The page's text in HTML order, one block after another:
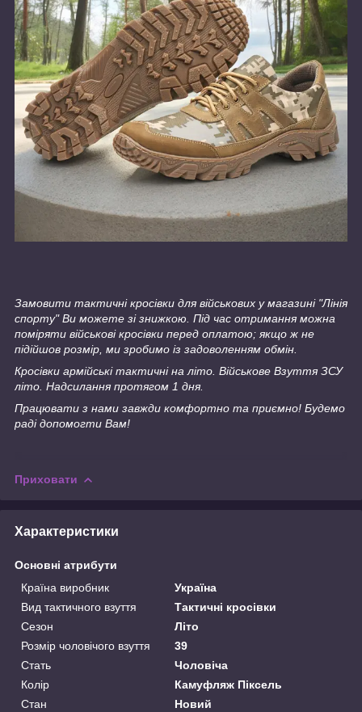
Замовити тактичні кросівки для військових у магазині "Лінія
спорту" Ви можете зі знижкою. Під час отримання можна
поміряти військові кросівки перед оплатою; якщо ж не
підійшов розмір, ми зробимо із задоволенням обмін.
Кросівки армійські тактичні на літо. Військове Взуття ЗСУ
літо. Надсилання протягом 1 дня.
Працювати з нами завжди комфортно та приємно! Будемо
раді допомогти Вам!
Приховати
Характеристики
Основні атрибути
Країна виробник
Україна
Вид тактичного взуття
Тактичні кросівки
Сезон
Літо
Розмір чоловічого взуття
39
Стать
Чоловіча
Колір
Камуфляж Піксель
Стан
Новий